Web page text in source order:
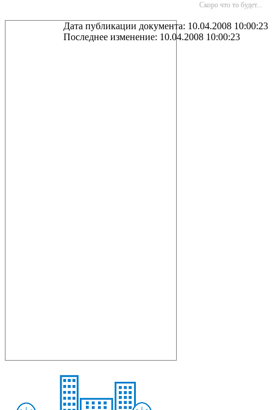
Скоро что то будет...
Дата публикации документа: 10.04.2008 10:00:23
Последнее изменение: 10.04.2008 10:00:23